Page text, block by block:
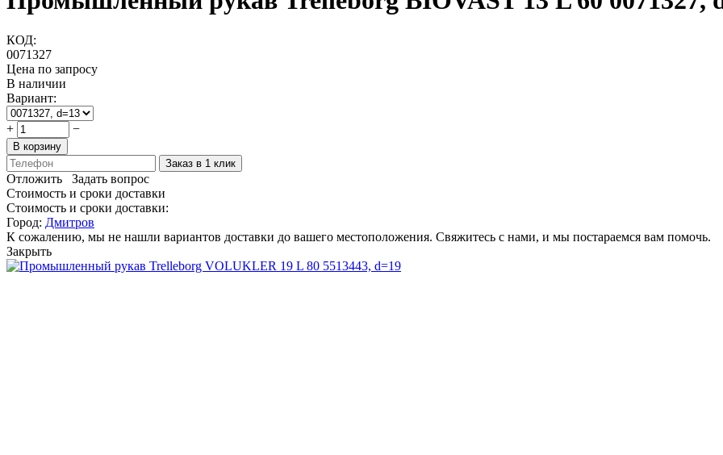
КОД:
0071327
Цена по запросу
В наличии
Вариант:
+ −
В корзину
Заказ в 1 клик
Отложить
Задать вопрос
Стоимость и сроки доставки
Стоимость и сроки доставки:
Город: Дмитров
К сожалению, мы не нашли вариантов доставки до вашего местоположения. Свяжитесь с нами, и мы постараемся вам помочь.
Закрыть